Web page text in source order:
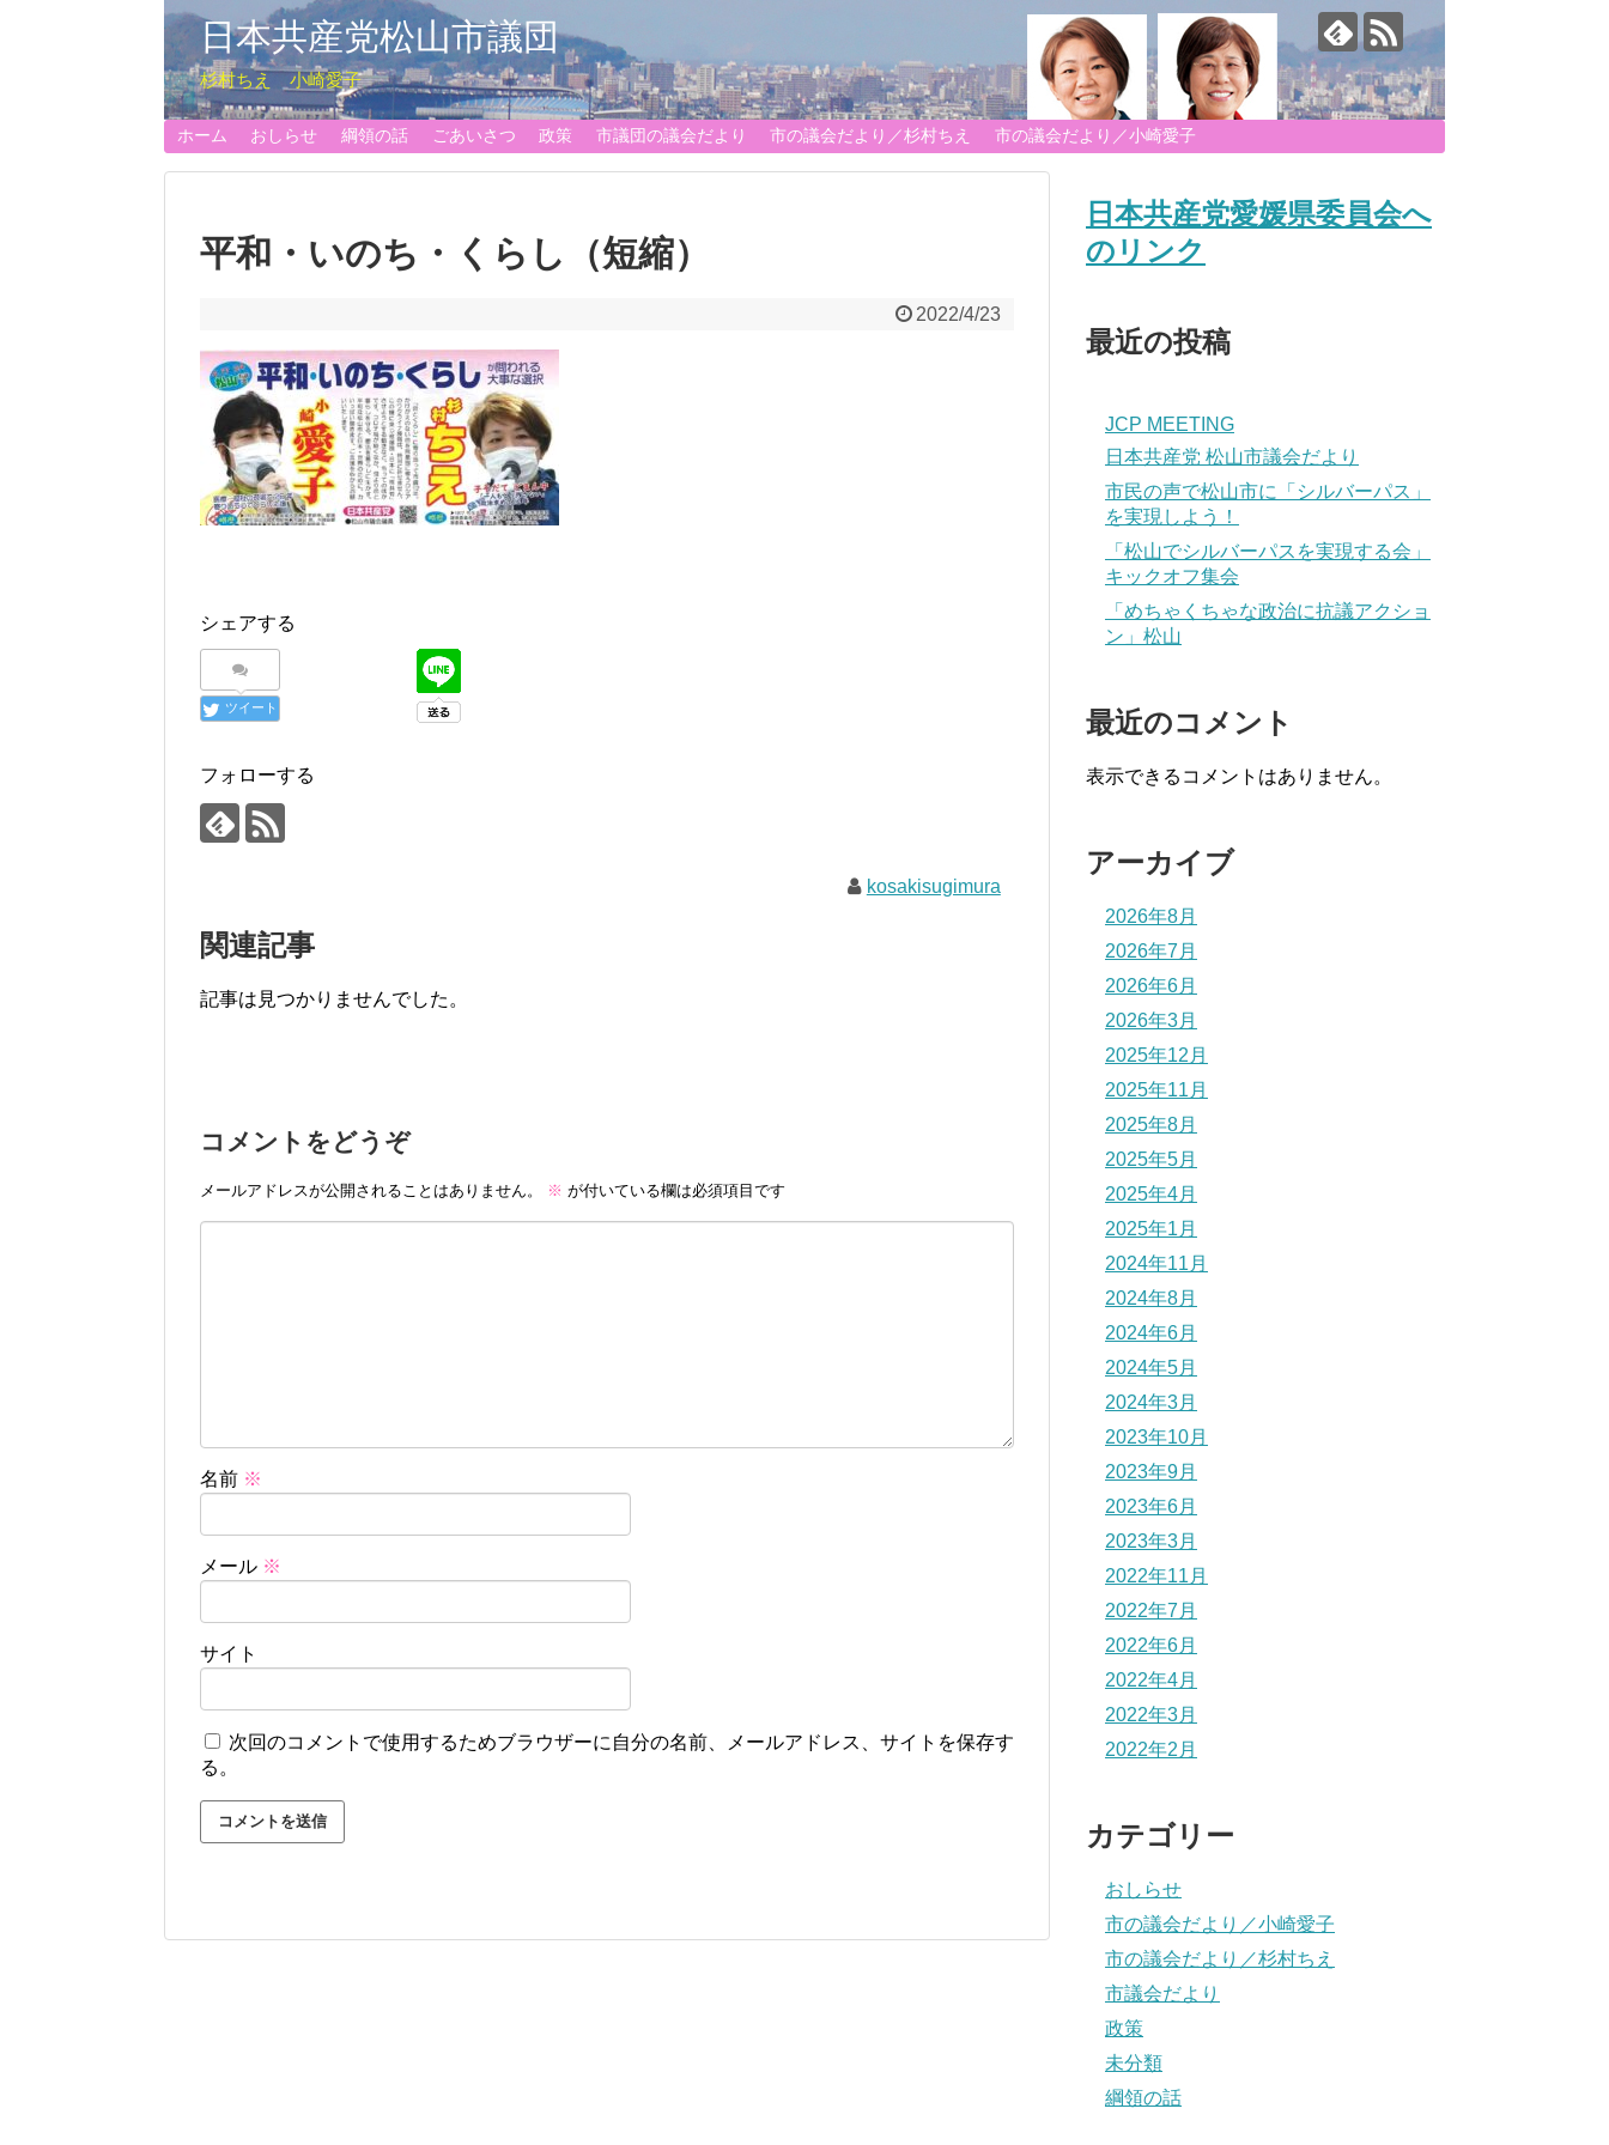
日本共産党松山市議団
杉村ちえ 小崎愛子
ホーム おしらせ 綱領の話 ごあいさつ 政策 市議団の議会だより 市の議会だより／杉村ちえ 市の議会だより／小崎愛子
平和・いのち・くらし（短縮）
2022/4/23
シェアする
ツイート
フォローする
kosakisugimura
関連記事
記事は見つかりませんでした。
コメントをどうぞ
メールアドレスが公開されることはありません。 ※ が付いている欄は必須項目です
名前 ※
メール ※
サイト
次回のコメントで使用するためブラウザーに自分の名前、メールアドレス、サイトを保存す
る。
日本共産党愛媛県委員会へ
のリンク
最近の投稿
JCP MEETING
日本共産党 松山市議会だより
市民の声で松山市に「シルバーパス」
を実現しよう！
「松山でシルバーパスを実現する会」
キックオフ集会
「めちゃくちゃな政治に抗議アクショ
ン」松山
最近のコメント
表示できるコメントはありません。
アーカイブ
2026年8月
2026年7月
2026年6月
2026年3月
2025年12月
2025年11月
2025年8月
2025年5月
2025年4月
2025年1月
2024年11月
2024年8月
2024年6月
2024年5月
2024年3月
2023年10月
2023年9月
2023年6月
2023年3月
2022年11月
2022年7月
2022年6月
2022年4月
2022年3月
2022年2月
カテゴリー
おしらせ
市の議会だより／小崎愛子
市の議会だより／杉村ちえ
市議会だより
政策
未分類
綱領の話